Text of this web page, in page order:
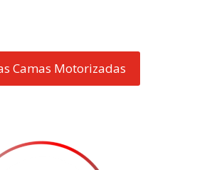
Camas Motorizadas